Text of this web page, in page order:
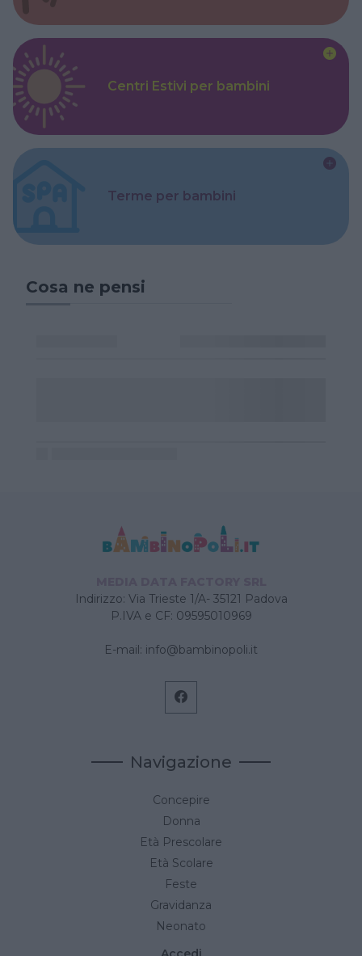
Centri Estivi per bambini
Terme per bambini
Cosa ne pensi
Indirizzo: Via Trieste 1/A- 35121 Padova
P.IVA e CF: 09595010969
E-mail: info@bambinopoli.it
Navigazione
Concepire
Donna
Età Prescolare
Età Scolare
Feste
Gravidanza
Neonato